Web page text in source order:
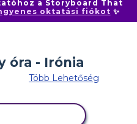
a Storyboard That
oktatási fiókot ✨
Több Lehetőség